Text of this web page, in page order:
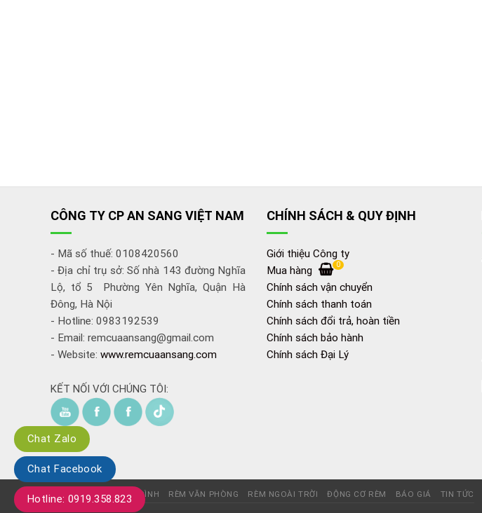
CÔNG TY CP AN SANG VIỆT NAM
- Mã số thuế: 0108420560
- Địa chỉ trụ sở: Số nhà 143 đường Nghĩa
Lộ, tổ 5 Phường Yên Nghĩa, Quận Hà
Đông, Hà Nội
- Hotline: 0983192539
- Email: remcuaansang@gmail.com
- Website: www.remcuaansang.com
KẾT NỐI VỚI CHÚNG TÔI:
CHÍNH SÁCH & QUY ĐỊNH
Giới thiệu Công ty
Mua hàng
0
Chính sách vận chuyển
Chính sách thanh toán
Chính sách đổi trả, hoàn tiền
Chính sách bảo hành
Chính sách Đại Lý
Trang chủ RÈM GIA ĐÌNH RÈM VĂN PHÒNG RÈM NGOÀI TRỜI ĐỘNG CƠ RÈM BÁO GIÁ TIN TỨC
Chat Zalo
Chat Facebook
Hotline: 0919.358.823